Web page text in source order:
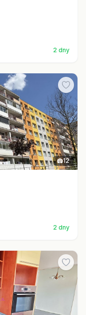
2 dny
12
2 dny